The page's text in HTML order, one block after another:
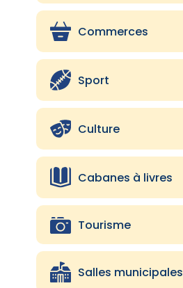
Tourisme
Sport
Santé et sécurité
Salle municipale
Points d'eau potable
Parking
Lycée public
Lycée privé
Commerces
Sport
Culture
Cabanes à livres
Tourisme
Salles municipales